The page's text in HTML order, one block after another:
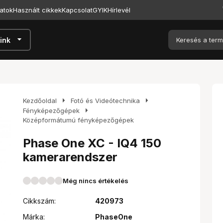
Használt cikkekKapcsolatGYIKHírlevél
arrow_drop_down
Kezdőoldal arrow_right Fotó és Videótechnika arrow_right
Fényképezőgépek arrow_right
Középformátumú fényképezőgépek
Phase One XC - IQ4 150
kamerarendszer
Még nincs értékelés
Cikkszám:
420973
Márka:
PhaseOne